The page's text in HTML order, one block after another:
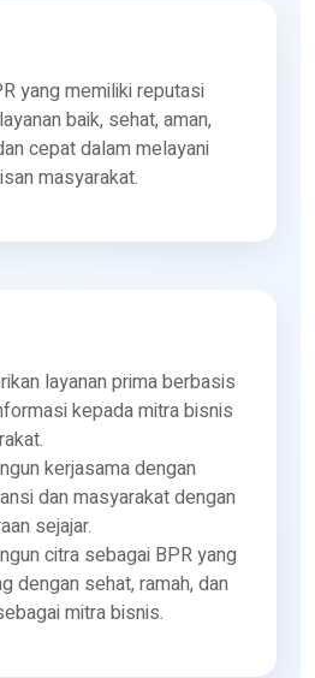
yang memiliki reputasi
baik, sehat, aman,
cepat dalam melayani
masyarakat.
layanan prima berbasis
kepada mitra bisnis
kerjasama dengan
dan masyarakat dengan
sejajar.
citra sebagai BPR yang
dengan sehat, ramah, dan
mitra bisnis.